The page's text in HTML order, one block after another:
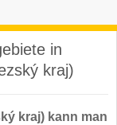
in
kraj)
kraj) kann man